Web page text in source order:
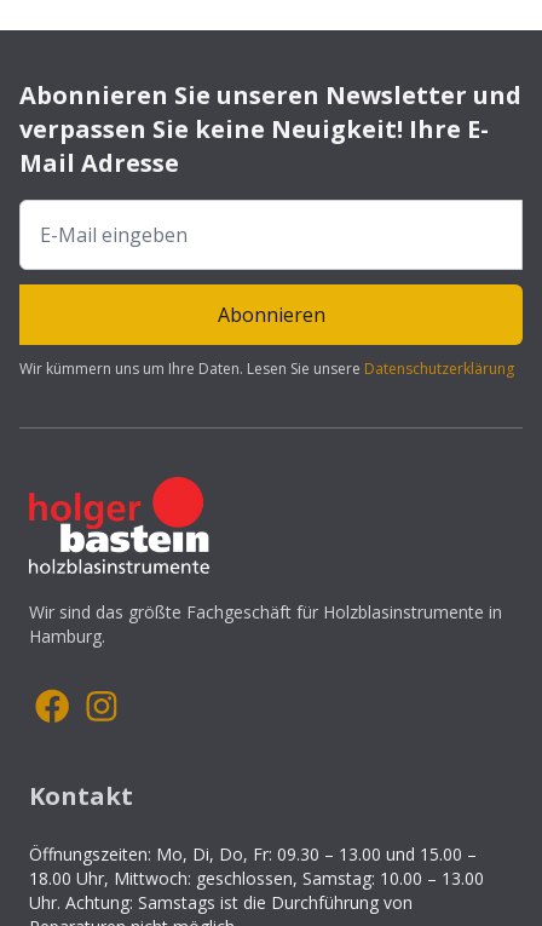
Abonnieren Sie unseren Newsletter und
verpassen Sie keine Neuigkeit! Ihre E-
Mail Adresse
Abonnieren
Wir kümmern uns um Ihre Daten. Lesen Sie unsere Datenschutzerklärung
Wir sind das größte Fachgeschäft für Holzblasinstrumente in
Hamburg.
Kontakt
Öffnungszeiten: Mo, Di, Do, Fr: 09.30 – 13.00 und 15.00 –
18.00 Uhr, Mittwoch: geschlossen, Samstag: 10.00 – 13.00
Uhr. Achtung: Samstags ist die Durchführung von